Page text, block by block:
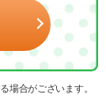
場合がございます。